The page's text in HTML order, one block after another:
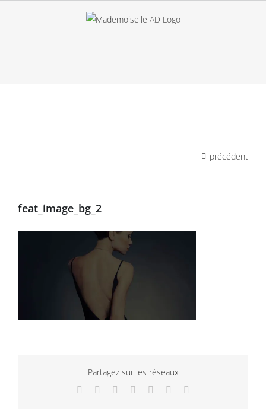
précédent
feat_image_bg_2
Partagez sur les réseaux
Facebook
TwitterLinkedInWhatsApp
TumblrPinterest